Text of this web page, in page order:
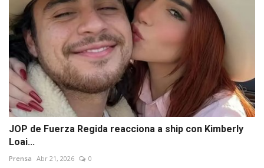
JOP de Fuerza Regida reacciona a ship con Kimberly
Loai...
Prensa Abr 21, 2026 0